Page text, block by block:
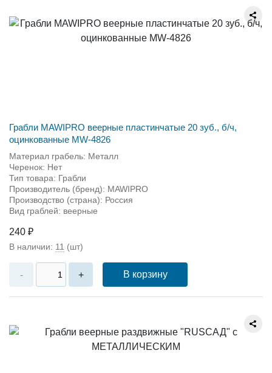
Грабли MAWIPRO веерные пластинчатые 20 зуб., б/ч,
оцинкованные MW-4826
Материал грабель: Металл
Черенок: Нет
Тип товара: Грабли
Производитель (бренд): MAWIPRO
Производство (страна): Россия
Вид граблей: веерные
240 ₽
В наличии: 11 (шт)
- + В корзину